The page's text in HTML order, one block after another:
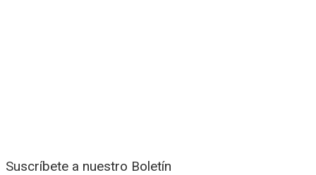
Suscríbete a nuestro Boletín